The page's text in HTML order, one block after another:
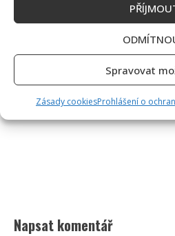
Spravovat
Zásady cookiesProhlášení o
Napsat komentář